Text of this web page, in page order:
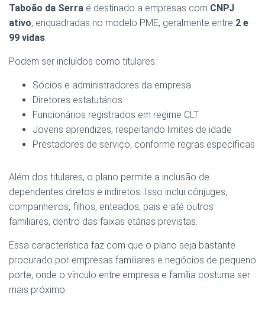
Taboão da Serra é destinado a empresas com CNPJ
ativo, enquadradas no modelo PME, geralmente entre 2 e
99 vidas.
Podem ser incluídos como titulares:
Sócios e administradores da empresa
Diretores estatutários
Funcionários registrados em regime CLT
Jovens aprendizes, respeitando limites de idade
Prestadores de serviço, conforme regras específicas
Além dos titulares, o plano permite a inclusão de
dependentes diretos e indiretos. Isso inclui cônjuges,
companheiros, filhos, enteados, pais e até outros
familiares, dentro das faixas etárias previstas.
Essa característica faz com que o plano seja bastante
procurado por empresas familiares e negócios de pequeno
porte, onde o vínculo entre empresa e família costuma ser
mais próximo.